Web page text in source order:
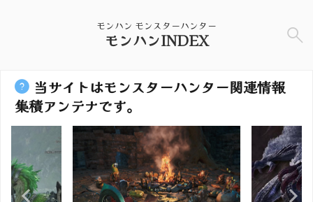
モンハン モンスターハンター
モンハンINDEX
当サイトはモンスターハンター関連情報
集積アンテナです。